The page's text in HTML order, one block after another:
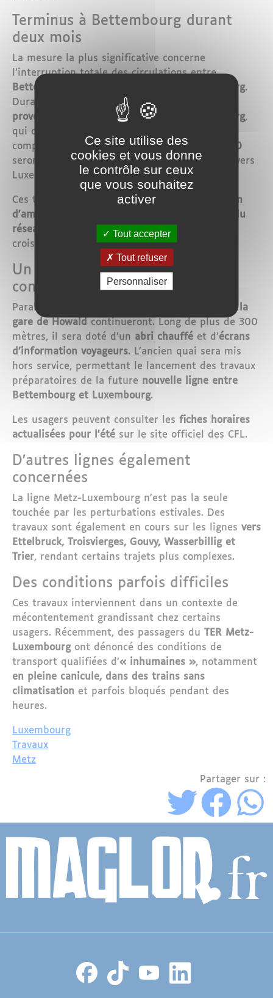
Terminus à Bettembourg durant
deux mois
La mesure la plus significative concerne
l’interruption totale des circulations entre
Bettembourg et la gare centrale de Luxembourg.
Durant cette période,tous les trains en
provenance de Metz s’arrêteront à Bettembourg,
qui devient provisoirement le terminus. Pour
compenser, desbus de substitution L60 et L90
seront mis en service afin d’assurer la liaison vers
Luxembourg-ville.
Ces travaux s’inscrivent dans le cadre d’un
plan
d'amélioration de la capacité et de la qualité du
réseau
, destiné à répondre à une demande
croissante en matière de mobilité.
Un nouveau quai à Howald en
construction
Parallèlement,
les travaux du deuxième quai à la
gare de Howald continueront. Long de plus de 300
mètres, il sera doté d’un abri chauffé et d’écrans
d’information voyageurs. L’ancien quai sera mis
hors service, permettant le lancement des travaux
préparatoires de la future nouvelle ligne entre
Bettembourg et Luxembourg.
Les usagers peuvent consulter les fiches horaires
actualisées pour l'été sur le site officiel des CFL.
D’autres lignes également
concernées
La ligne Metz-Luxembourg n’est pas la seule
touchée par les perturbations estivales. Des
travaux sont également en cours sur les lignes vers
Ettelbruck, Troisvierges, Gouvy, Wasserbillig et
Trier, rendant certains trajets plus complexes.
Des conditions parfois difficiles
Ces travaux interviennent dans un contexte de
mécontentement grandissant chez certains
usagers. Récemment, des passagers du TER Metz-
Luxembourgont dénoncé des conditions de
transport qualifiées d’« inhumaines », notamment
en pleine canicule, dans des trains sans
climatisation et parfois bloqués pendant des
heures.
Luxembourg
Travaux
Metz
Partager sur :
Ce site utilise des
cookies et vous donne
le contrôle sur ceux
que vous souhaitez
activer
Tout accepter
Tout refuser
Personnaliser